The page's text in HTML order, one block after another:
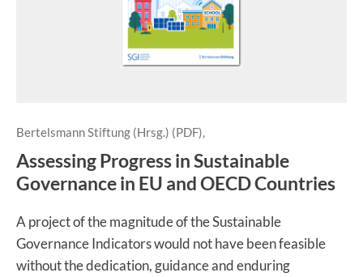
Bertelsmann Stiftung (Hrsg.) (PDF),
Assessing Progress in Sustainable
Governance in EU and OECD Countries
A project of the magnitude of the Sustainable
Governance Indicators would not have been feasible
without the dedication, guidance and enduring